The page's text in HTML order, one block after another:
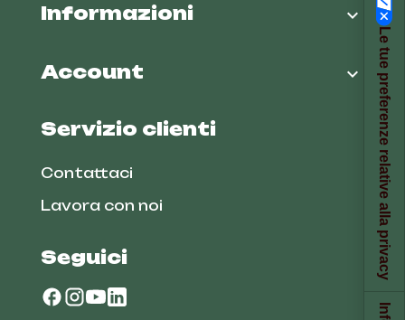
Informazioni 
Account 
Servizio clienti
Contattaci
Lavora con noi
Seguici Le tue preferenze relative alla privacy